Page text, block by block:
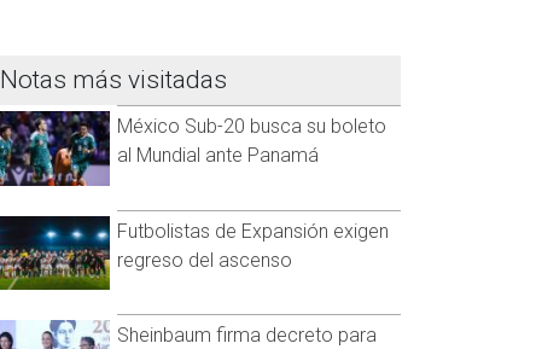
Notas más visitadas
México Sub-20 busca su boleto
al Mundial ante Panamá
Futbolistas de Expansión exigen
regreso del ascenso
Sheinbaum firma decreto para